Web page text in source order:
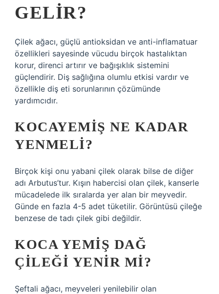
GELIR?
Çilek ağacı, güçlü antioksidan ve anti-inflamatuar
özellikleri sayesinde vücudu birçok hastalıktan
korur, direnci artırır ve bağışıklık sistemini
güçlendirir. Diş sağlığına olumlu etkisi vardır ve
özellikle diş eti sorunlarının çözümünde
yardımcıdır.
KOCAYEMIŞ NE KADAR
YENMELI?
Birçok kişi onu yabani çilek olarak bilse de diğer
adı Arbutus’tur. Kışın habercisi olan çilek, kanserle
mücadelede ilk sıralarda yer alan bir meyvedir.
Günde en fazla 4-5 adet tüketilir. Görüntüsü çileğe
benzese de tadı çilek gibi değildir.
KOCA YEMIŞ DAĞ
ÇILEĞI YENIR MI?
Şeftali ağacı, meyveleri yenilebilir olan